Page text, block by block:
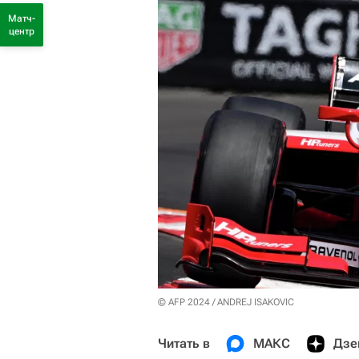
© AFP 2024 / ANDREJ ISAKOVIC
Читать в МАКС
Матч-
центр